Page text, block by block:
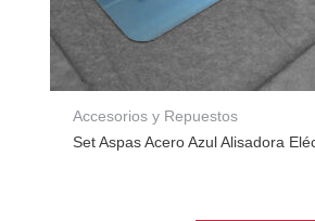
Accesorios y Repuestos
Set Aspas Acero Azul Alisadora